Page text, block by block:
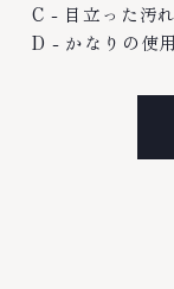
C - 目立った汚
D - かなりの使